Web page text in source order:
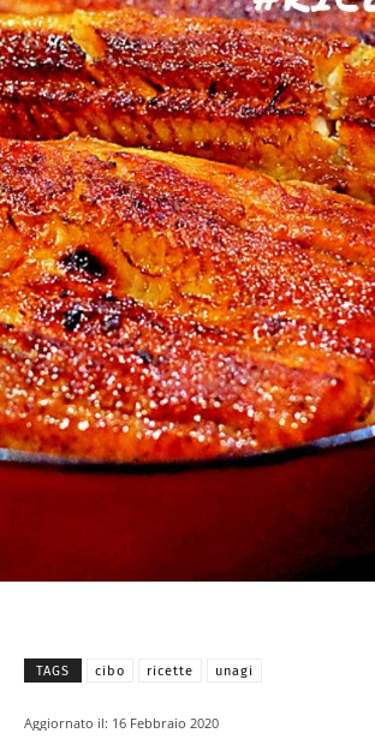
TAGS cibo ricette unagi
Aggiornato il: 16 Febbraio 2020